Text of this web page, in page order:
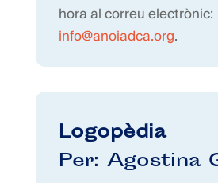
hora al correu electrònic:
info@anoiadca.org.
Logopèdia
Per: Agostina